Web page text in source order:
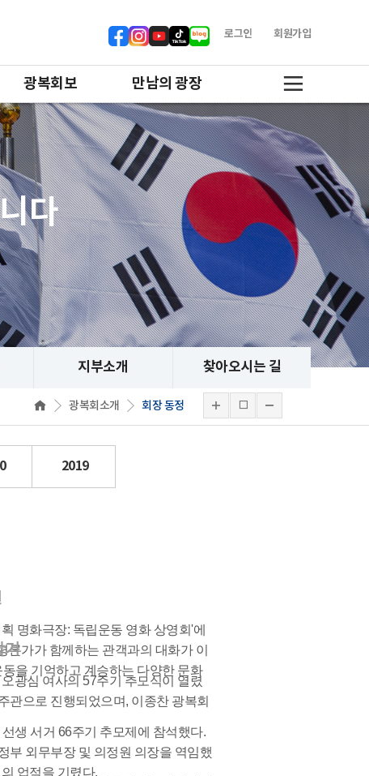
로그인 회원가입
광복회보 만남의 광장
다
지부소개 찾아오시는 길
광복회소개 회장 동정
2019
명화극장: 독립운동 영화 상영회'에
가가 함께하는 관객과의 대화가 이
을 기억하고 계승하는 다양한 문화
겨
광심 여사의 57주기 추모식이 열렸
관으로 진행되었으며, 이종찬 광복회
생 서거 66주기 추모제에 참석했다.
부 외무부장 및 의정원 의장을 역임했
업적을 기렸다.